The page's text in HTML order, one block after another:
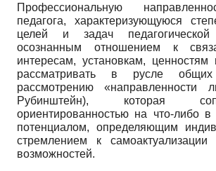
Профессиональную
педагога, характеризующуюся
целей и задач педагогической
осознанным отношением к
интересам, установкам, ценностям
рассматривать в русле
рассмотрению «направленности
Рубинштейн), которая
ориентированностью на что-либо в
потенциалом, определяющим
стремлением к самоактуализации
возможностей.